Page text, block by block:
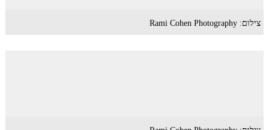
צילום: Rami Cohen Photography